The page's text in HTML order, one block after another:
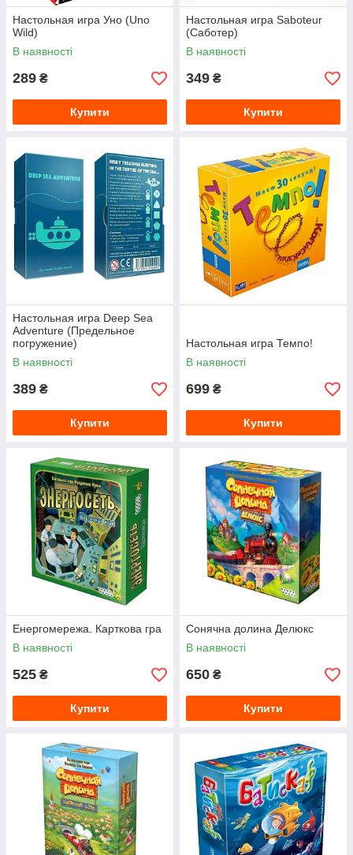
Настольная игра Уно (Uno
Wild)
В наявності
289 ₴
Купити
Настольная игра Saboteur
(Саботер)
В наявності
349 ₴
Купити
Настольная игра Deep Sea
Adventure (Предельное
погружение)
В наявності
389 ₴
Купити
Настольная игра Темпо!
В наявності
699 ₴
Купити
Енергомережа. Карткова гра
В наявності
525 ₴
Купити
Сонячна долина Делюкс
В наявності
650 ₴
Купити